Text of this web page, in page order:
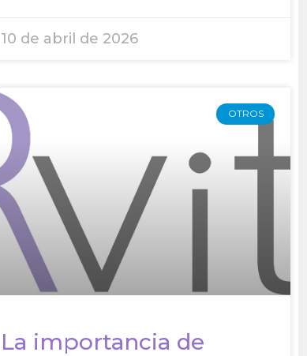
10 de abril de 2026
OTROS
La importancia de